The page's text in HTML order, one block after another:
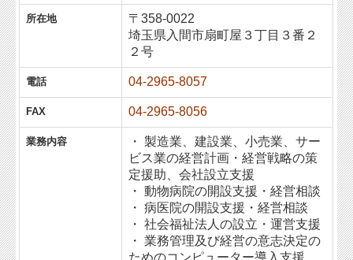
所在地
〒358-0022
埼玉県入間市扇町屋３丁目３番２
２号
電話 04-2965-8057
FAX 04-2965-8056
業務内容
・ 製造業、建設業、小売業、サー
ビス業の経営計画・経営戦略の策
定援助、会社設立支援
・ 動物病院の開設支援・経営相談
・ 病医院の開設支援・経営相談
・ 社会福祉法人の設立・運営支援
・ 業務管理及び経営の意志決定の
ためのコンピューター導入支援